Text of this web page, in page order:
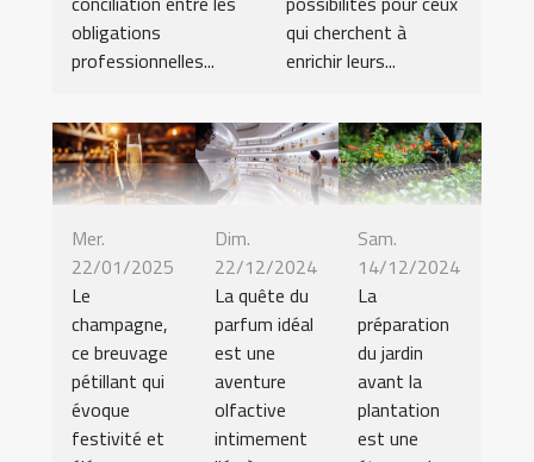
obligations
professionnelles...
qui cherchent à
enrichir leurs...
Mer.
22/01/2025
Le
champagne,
ce breuvage
pétillant qui
évoque
festivité et
Dim.
22/12/2024
La quête du
parfum idéal
est une
aventure
olfactive
intimement
Sam.
14/12/2024
La
préparation
du jardin
avant la
plantation
est une